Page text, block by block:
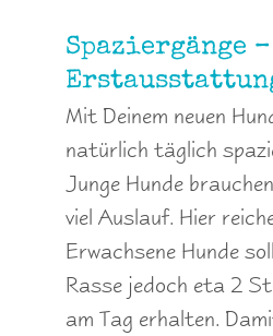
Spaziergänge –
Mit Deinem neuen
natürlich täglich
Junge Hunde
viel Auslauf. Hier
Erwachsene Hunde
Rasse jedoch eta 2
am Tag erhalten.